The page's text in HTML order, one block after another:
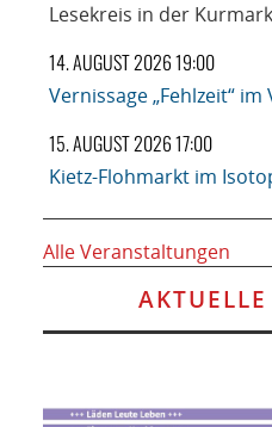
Lesekreis in der Kurmark
14. AUGUST 2026 19:00
Vernissage „Fehlzeit“
15. AUGUST 2026 17:00
Kietz-Flohmarkt im
Alle Veranstaltungen